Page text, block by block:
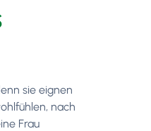
sie eignen
nach
Frau